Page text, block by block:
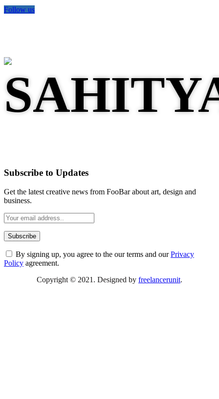
Follow us
Subscribe to Updates
Get the latest creative news from FooBar about art, design and
business.
By signing up, you agree to the our terms and ourPrivacy
Policy agreement.
Copyright © 2021. Designed by freelancerunit.